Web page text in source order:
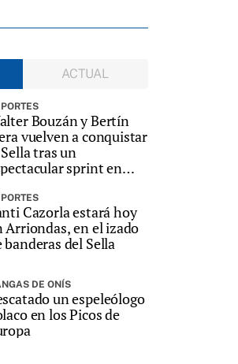
ACTUAL
Bouzán y Bertín
vuelven a conquistar
tras un
sprint en
Cazorla estará hoy
Arriondas, en el izado
banderas del Sella
DE ONÍS
un espeleólogo
en los Picos de